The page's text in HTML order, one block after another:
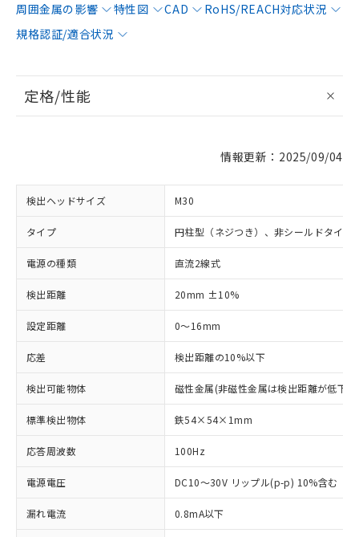
周囲金属の影響
特性図 CAD
RoHS/REACH対応状況
規格認証/適合状況
定格/性能
情報更新：2025/09/04
検出ヘッドサイズ M30
タイプ 円柱型（ネジつき）、非シールドタイプ
電源の種類 直流2線式
検出距離 20mm ±10%
設定距離 0～16mm
応差 検出距離の10%以下
検出可能物体 磁性金属(非磁性金属は検出距離が低下
標準検出物体 鉄54×54×1mm
応答周波数 100Hz
電源電圧 DC10～30V リップル(p-p) 10%含む
漏れ電流 0.8mA以下